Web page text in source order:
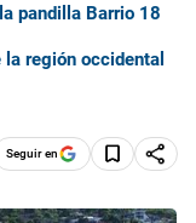
pandilla Barrio 18
región occidental
Seguir en